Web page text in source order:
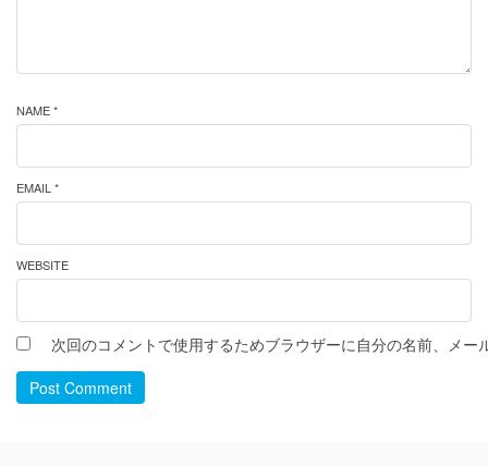
NAME *
EMAIL *
WEBSITE
次回のコメントで使用するためブラウザーに自分の名前、メー
Post Comment